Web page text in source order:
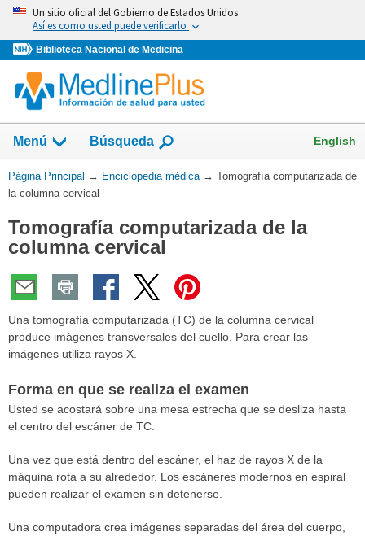
Omita
vaya
al
Contenido
Un sitio oficial del Gobierno de Estados Unidos
Así es como usted puede verificarlo
Biblioteca Nacional de Medicina
Menú Búsqueda English
Usted
está
Página Principal → Enciclopedia médica → Tomografía computarizada de
la columna cervical
Tomografía computarizada de la
columna cervical
Una tomografía computarizada (TC) de la columna cervical
produce imágenes transversales del cuello. Para crear las
imágenes utiliza rayos X.
Forma en que se realiza el examen
Usted se acostará sobre una mesa estrecha que se desliza hasta
el centro del escáner de TC.
Una vez que está dentro del escáner, el haz de rayos X de la
máquina rota a su alrededor. Los escáneres modernos en espiral
pueden realizar el examen sin detenerse.
Una computadora crea imágenes separadas del área del cuerpo,